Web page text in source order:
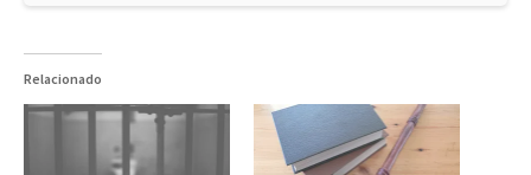
Relacionado